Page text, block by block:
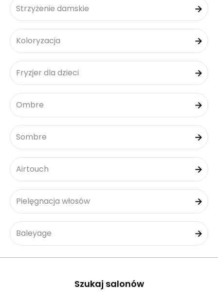
Strzyżenie damskie
Koloryzacja
Fryzjer dla dzieci
Ombre
Sombre
Airtouch
Pielęgnacja włosów
Baleyage
Szukaj salonów